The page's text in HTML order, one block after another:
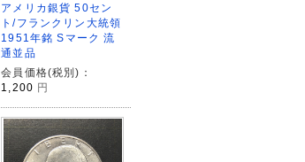
アメリカ銀貨 50セン
ト/フランクリン大統領
1951年銘 Sマーク 流
通並品
会員価格(税別)：
1,200 円